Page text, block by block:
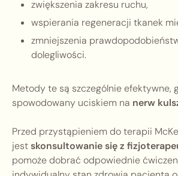
zwiększenia zakresu ruchu,
wspierania regeneracji tkanek
zmniejszenia
dolegliwości.
Metody te są szczególnie efektywne,
spowodowany uciskiem na nerw
Przed przystąpieniem do terapii
jestskonsultowanie się z
pomoże dobrać odpowiednie